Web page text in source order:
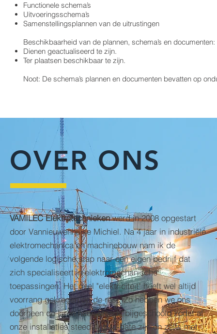
Functionele schema’s
Uitvoeringsschema’s
Samenstellingsplannen van de uitrustingen
Beschikbaarheid van de plannen, schema’s en documenten:
Dienen geactualiseerd te zijn.
Ter plaatsen beschikbaar te zijn.
Noot: De schema’s plannen en documenten bevatten op
OVER ONS
VAMILEC Elektrotechniekenwerd in 2008 opgestart
door Vannieuwenhuise Michiel. Na 4 jaar in industriële
elektromechanica en machinebouw nam ik de
volgende logische stap naar een eigen bedrijf dat
zich specialiseert in elektromechanische
toepassingen. Het deel "elektriciteit" heeft wel altijd
voorrang gekregen op de rest. Zo hebben we ons
doorheen de jaren heen steeds bijgeschoold zodat al
onze installaties steeds up-to-date zijn en zelfs met